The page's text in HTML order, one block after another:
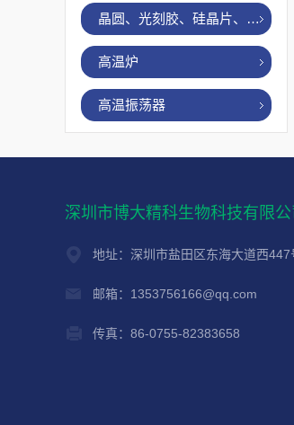
晶圆、光刻胶、硅晶片、烤胶机
高温炉
高温振荡器
深圳市博大精科生物科技有限公
地址：深圳市盐田区东海大道西
邮箱：1353756166@qq.com
传真：86-0755-82383658